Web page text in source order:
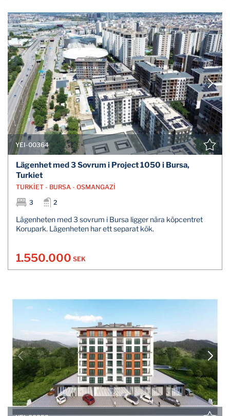
YEI-00364
Lägenhet med 3 Sovrum i Project 1050 i Bursa,
Turkiet
TURKİET - BURSA - OSMANGAZİ
3
2
Lägenheten med 3 sovrum i Bursa ligger nära köpcentret
Korupark. Lägenheten har ett separat kök.
1.550.000 SEK